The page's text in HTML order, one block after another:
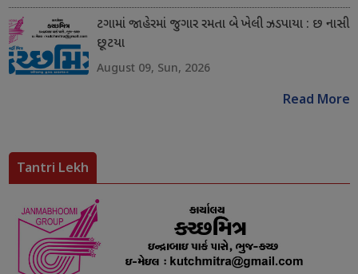
ટગામાં જાહેરમાં જુગાર રમતા બે ખેલી ઝડપાયા : છ નાસી
છૂટયા
August 09, Sun, 2026
Read More
Tantri Lekh